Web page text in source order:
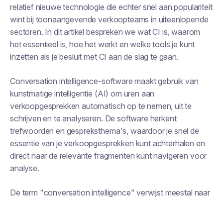
relatief nieuwe technologie die echter snel aan populariteit
wint bij toonaangevende verkoopteams in uiteenlopende
sectoren. In dit artikel bespreken we wat CI is, waarom
het essentieel is, hoe het werkt en welke tools je kunt
inzetten als je besluit met CI aan de slag te gaan.
Conversation intelligence-software maakt gebruik van
kunstmatige intelligentie (AI) om uren aan
verkoopgesprekken automatisch op te nemen, uit te
schrijven en te analyseren. De software herkent
trefwoorden en gespreksthema's, waardoor je snel de
essentie van je verkoopgesprekken kunt achterhalen en
direct naar de relevante fragmenten kunt navigeren voor
analyse.
De term "conversation intelligence" verwijst meestal naar